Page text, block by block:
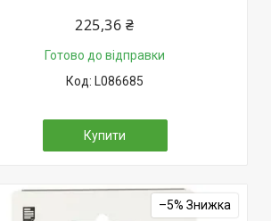
225,36 ₴
Готово до відправки
L086685
Купити
–5%